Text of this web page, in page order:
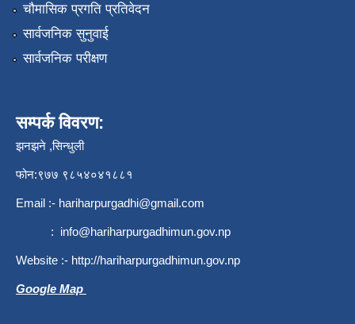
चौमासिक प्रगति प्रतिवेदन
सार्वजनिक सुनुवाई
सार्वजनिक परीक्षण
सम्पर्क विवरण:
झनझने ,सिन्धुली
फोन:९७७ ९८५४०४१८८१
Email :- hariharpurgadhi@gmail.com
: info@hariharpurgadhimun.gov.np
Website :- http://hariharpurgadhimun.gov.np
Google Map